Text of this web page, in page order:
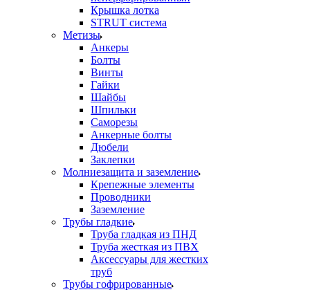
Крышка лотка
STRUT система
Метизы
Анкеры
Болты
Винты
Гайки
Шайбы
Шпильки
Саморезы
Анкерные болты
Дюбели
Заклепки
Молниезащита и заземление
Крепежные элементы
Проводники
Заземление
Трубы гладкие
Труба гладкая из ПНД
Труба жесткая из ПВХ
Аксессуары для жестких
труб
Трубы гофрированные